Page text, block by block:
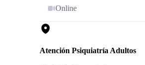
Online
Atención Psiquiatría Adultos